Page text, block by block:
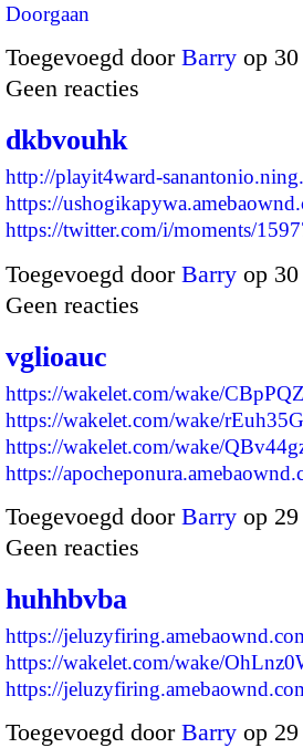
Doorgaan
Toegevoegd door Barry op
Geen reacties
dkbvouhk
http://playit4ward-
https://
https://twitter.com/i/moments/
Toegevoegd door Barry op
Geen reacties
vglioauc
https://wakelet.com/wake/
https://wakelet.com/wake/
https://wakelet.com/wake/
https://
Toegevoegd door Barry op
Geen reacties
huhhbvba
https://
https://wakelet.com/wake/
https://
Toegevoegd door Barry op